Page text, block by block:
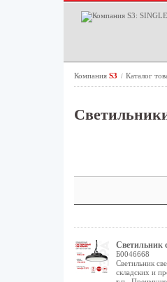
Компания S3 / Каталог
Светильник
Б0046668
Светильник
складских и